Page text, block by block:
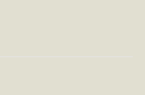
og rapportere